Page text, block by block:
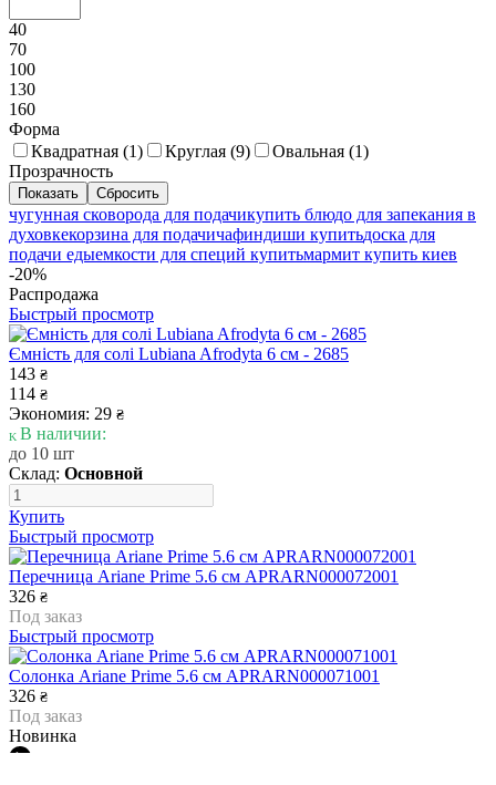
40
70
100
130
160
Форма
Квадратная (1) Круглая (9) Овальная (1)
Прозрачность
чугунная сковорода для подачикупить блюдо для запекания в
духовкекорзина для подачичафиндиши купитьдоска для
подачи едыемкости для специй купитьмармит купить киев
-20%
Распродажа
Быстрый просмотр
Ємність для солі Lubiana Afrodyta 6 см - 2685
143 ₴
114 ₴
Экономия: 29 ₴
В наличии:
до 10 шт
Склад: Основной
Купить
Быстрый просмотр
Перечница Ariane Prime 5.6 см APRARN000072001
326 ₴
Под заказ
Быстрый просмотр
Солонка Ariane Prime 5.6 см APRARN000071001
326 ₴
Под заказ
Новинка